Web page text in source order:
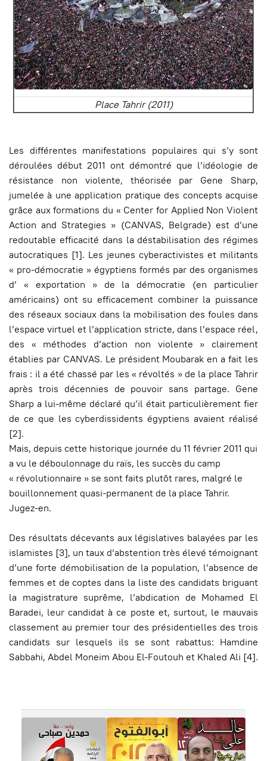
Place Tahrir (2011)
Les différentes manifestations populaires qui s’y sont
déroulées début 2011 ont démontré que l’idéologie de
résistance non violente, théorisée par Gene Sharp,
jumelée à une application pratique des concepts acquise
grâce aux formations du « Center for Applied Non Violent
Action and Strategies » (CANVAS, Belgrade) est d’une
redoutable efficacité dans la déstabilisation des régimes
autocratiques [1]. Les jeunes cyberactivistes et militants
« pro-démocratie » égyptiens formés par des organismes
d’ « exportation » de la démocratie (en particulier
américains) ont su efficacement combiner la puissance
des réseaux sociaux dans la mobilisation des foules dans
l’espace virtuel et l’application stricte, dans l’espace réel,
des « méthodes d’action non violente » clairement
établies par CANVAS. Le président Moubarak en a fait les
frais : il a été chassé par les « révoltés » de la place Tahrir
après trois décennies de pouvoir sans partage. Gene
Sharp a lui-même déclaré qu’il était particulièrement fier
de ce que les cyberdissidents égyptiens avaient réalisé
[2].
Mais, depuis cette historique journée du 11 février 2011 qui
a vu le déboulonnage du raïs, les succès du camp
« révolutionnaire » se sont faits plutôt rares, malgré le
bouillonnement quasi-permanent de la place Tahrir.
Jugez-en.
Des résultats décevants aux législatives balayées par les
islamistes [3], un taux d’abstention très élevé témoignant
d’une forte démobilisation de la population, l’absence de
femmes et de coptes dans la liste des candidats briguant
la magistrature suprême, l’abdication de Mohamed El
Baradei, leur candidat à ce poste et, surtout, le mauvais
classement au premier tour des présidentielles des trois
candidats sur lesquels ils se sont rabattus: Hamdine
Sabbahi, Abdel Moneim Abou El-Foutouh et Khaled Ali [4].